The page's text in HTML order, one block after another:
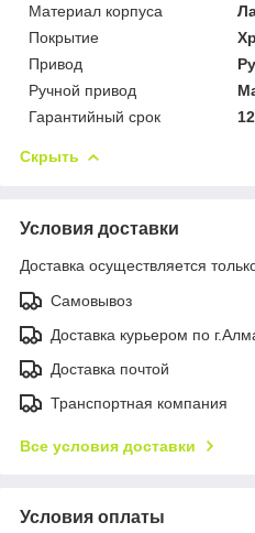
Материал корпуса
Покрытие
Привод
Ручной привод
Гарантийный срок
Скрыть
Условия доставки
Доставка осуществляется
Самовывоз
Доставка курьером по
Доставка почтой
Транспортная компания
Все условия доставки
Условия оплаты